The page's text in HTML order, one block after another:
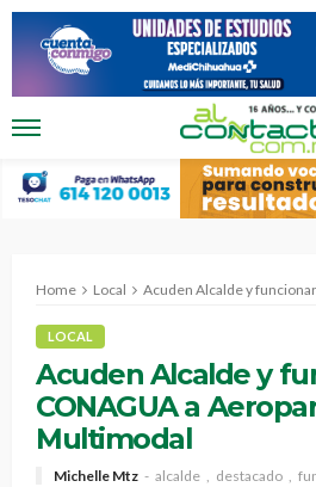
Home Local Acuden Alcalde y funcionario de
LOCAL
Acuden Alcalde y
CONAGUA a
Multimodal
Michelle Mtz alcalde destacado